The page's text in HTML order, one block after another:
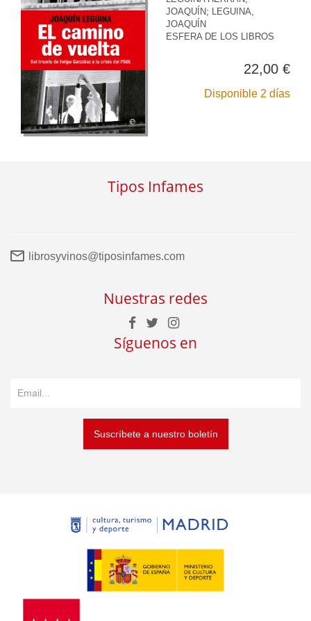
JOAQUÍN; LEGUINA,
JOAQUÍN
ESFERA DE LOS LIBROS
22,00 €
Disponible 2 días
Tipos Infames
librosyvinos@tiposinfames.com
Nuestras redes
Síguenos en
Suscríbete a nuestro boletín